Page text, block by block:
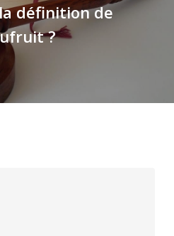
définition de
?